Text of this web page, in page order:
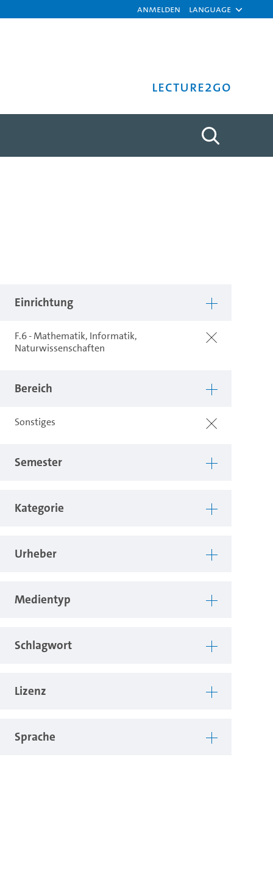
Anmelden Language
Lecture2Go
Einrichtung
F.6 - Mathematik, Informatik,
Naturwissenschaften
Bereich
Sonstiges
Semester
Kategorie
Urheber
Medientyp
Schlagwort
Lizenz
Sprache